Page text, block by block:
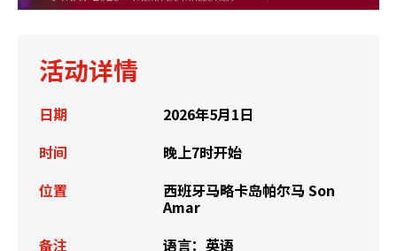
活动详情
日期
2026年5月1日
时间
晚上7时开始
位置
西班牙马略卡岛帕尔马 Son
Amar
备注
语言：英语